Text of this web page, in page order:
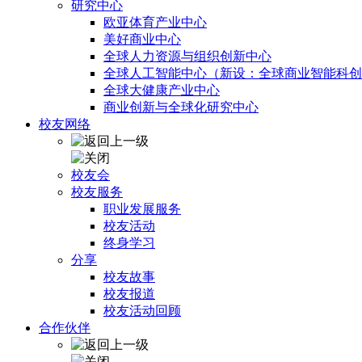
研究中心
欧亚体育产业中心
美好商业中心
全球人力资源与组织创新中心
全球人工智能中心（新设：全球商业智能科创
全球大健康产业中心
商业创新与全球化研究中心
校友网络
校友会
校友服务
职业发展服务
校友活动
终身学习
分享
校友故事
校友报道
校友活动回顾
合作伙伴